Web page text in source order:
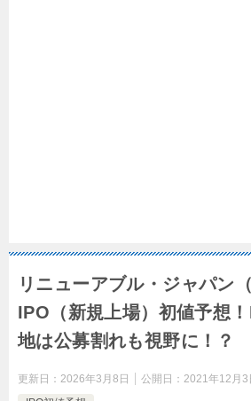
リニューアブル・ジャパン（
IPO（新規上場）初値予想
地は公募割れも視野に！？
更新日： 2026年3月8日 公開日： 2021年12月3